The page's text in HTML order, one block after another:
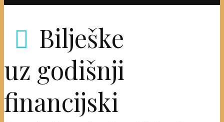
Bilješke
uz godišnji
financijski